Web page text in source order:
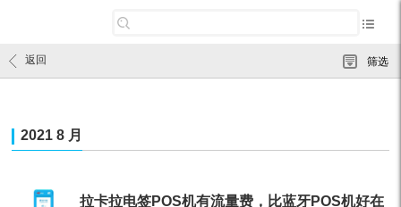
返回 筛选
2021 8 月
拉卡拉电签POS机有流量费，比蓝牙POS机好在